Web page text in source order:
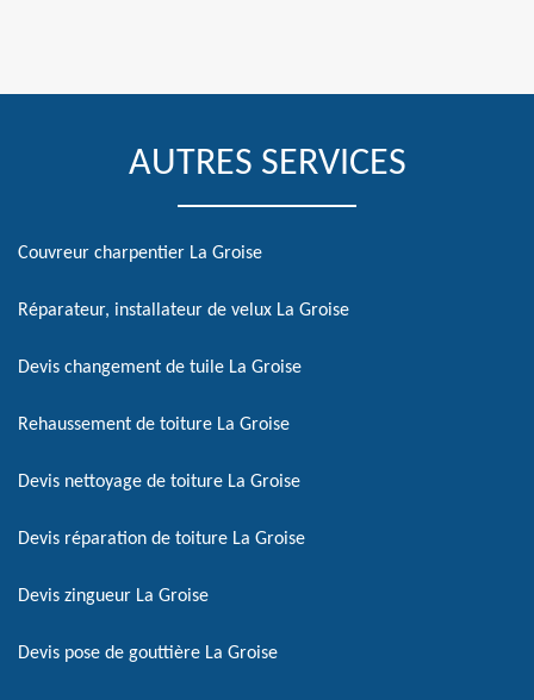
AUTRES SERVICES
Couvreur charpentier La Groise
Réparateur, installateur de velux La Groise
Devis changement de tuile La Groise
Rehaussement de toiture La Groise
Devis nettoyage de toiture La Groise
Devis réparation de toiture La Groise
Devis zingueur La Groise
Devis pose de gouttière La Groise